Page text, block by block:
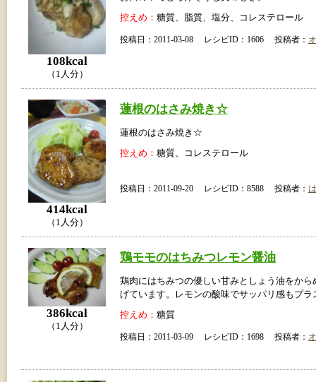
108kcal
（1人分）
控えめ： 糖質、脂質、塩分、コレステロール
投稿日：2011-03-08 レシピID：1606 投稿者：
414kcal
（1人分）
蓮根のはさみ焼き☆
蓮根のはさみ焼き☆
控えめ： 糖質、コレステロール
投稿日：2011-09-20 レシピID：8588 投稿者：
386kcal
（1人分）
鶏モモのはちみつレモン醤油
鶏肉にはちみつの優しい甘みとしょう油をから
げています。レモンの酸味でサッパリ感もプラ
控えめ： 糖質
投稿日：2011-03-09 レシピID：1698 投稿者：